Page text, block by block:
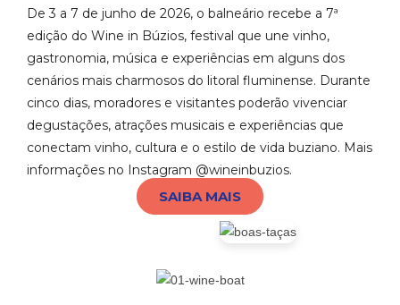
De 3 a 7 de junho de 2026, o balneário recebe a 7ª
edição do Wine in Búzios, festival que une vinho,
gastronomia, música e experiências em alguns dos
cenários mais charmosos do litoral fluminense. Durante
cinco dias, moradores e visitantes poderão vivenciar
degustações, atrações musicais e experiências que
conectam vinho, cultura e o estilo de vida buziano. Mais
informações no Instagram @wineinbuzios.
SAIBA MAIS